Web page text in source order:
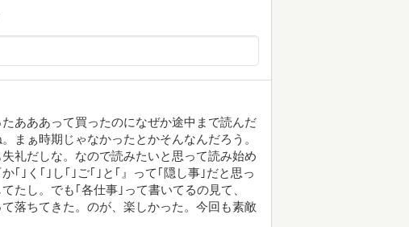
あああって買ったのになぜか途中まで読んだ
まぁ時期じゃなかったとかそんなんだろう。
礼だしな。なので読みたいと思って読み始め
｢｣く｢｣し｢｣ご｢｣と｢』って｢隠し事｣だと思っ
たし。でも｢各仕事｣って書いてるの見て、
落ちてきた。のが、楽しかった。今回も素敵